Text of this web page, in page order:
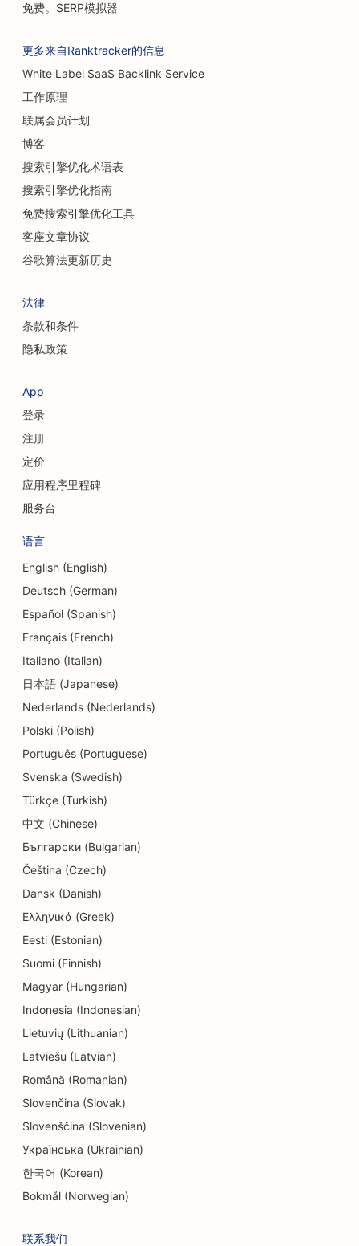
免费。SERP模拟器
更多来自Ranktracker的信息
White Label SaaS Backlink Service
工作原理
联属会员计划
博客
搜索引擎优化术语表
搜索引擎优化指南
免费搜索引擎优化工具
客座文章协议
谷歌算法更新历史
法律
条款和条件
隐私政策
App
登录
注册
定价
应用程序里程碑
服务台
语言
English (English)
Deutsch (German)
Español (Spanish)
Français (French)
Italiano (Italian)
日本語 (Japanese)
Nederlands (Nederlands)
Polski (Polish)
Português (Portuguese)
Svenska (Swedish)
Türkçe (Turkish)
中文 (Chinese)
Български (Bulgarian)
Čeština (Czech)
Dansk (Danish)
Ελληνικά (Greek)
Eesti (Estonian)
Suomi (Finnish)
Magyar (Hungarian)
Indonesia (Indonesian)
Lietuvių (Lithuanian)
Latviešu (Latvian)
Română (Romanian)
Slovenčina (Slovak)
Slovenščina (Slovenian)
Українська (Ukrainian)
한국어 (Korean)
Bokmål (Norwegian)
联系我们